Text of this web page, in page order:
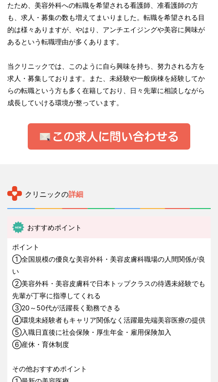
たため、美容外科への転職を希望される看護師、准看護師の方
も、求人・募集の数も増えてまいりました。転職を希望される目
的は様々ありますが、やはり、アンチエイジングや美容に興味が
あるという転職理由が多くあります。
当クリニックでは、このように自ら興味を持ち、努力される方を
求人・募集しております。また、未経験や一般病棟を経験してか
らの転職という方も多く在籍しており、日々先輩に相談しながら
成長していける環境が整っています。
クリニックの詳細
おすすめポイント
ポイント
①全国規模の優良な美容外科・美容皮膚科職場の人間関係が良
い
②美容外科・美容皮膚科で日本トップクラスの待遇未経験でも
先輩が丁寧に指導してくれる
③20～50代が活躍長く勤務できる
④環境未経験者もキャリア関係なく活躍最先端美容医療の提供
⑤入職日直後に社会保険・厚生年金・雇用保険加入
⑥産休・育休制度
その他おすすめポイント